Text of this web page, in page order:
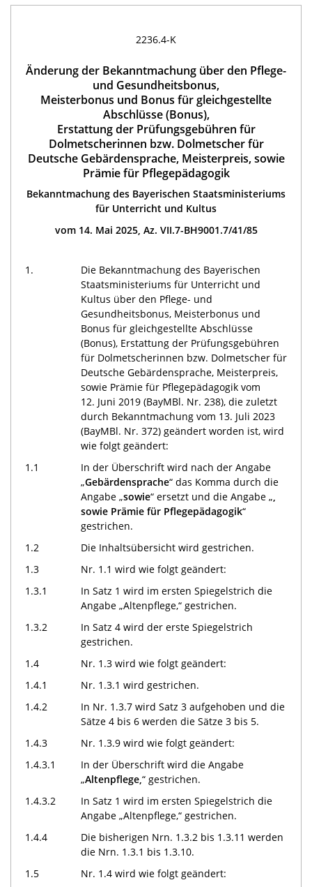
2236.4-K
Änderung der Bekanntmachung über den Pflege-
und Gesundheitsbonus,
Meisterbonus und Bonus für gleichgestellte
Abschlüsse (Bonus),
Erstattung der Prüfungsgebühren für
Dolmetscherinnen bzw. Dolmetscher für
Deutsche Gebärdensprache, Meisterpreis, sowie
Prämie für Pflegepädagogik
Bekanntmachung des Bayerischen Staatsministeriums
für Unterricht und Kultus
vom 14. Mai 2025, Az. VII.7-BH9001.7/41/85
1.
Die Bekanntmachung des Bayerischen
Staatsministeriums für Unterricht und
Kultus über den Pflege- und
Gesundheitsbonus, Meisterbonus und
Bonus für gleichgestellte Abschlüsse
(Bonus), Erstattung der Prüfungsgebühren
für Dolmetscherinnen bzw. Dolmetscher für
Deutsche Gebärdensprache, Meisterpreis,
sowie Prämie für Pflegepädagogik vom
12. Juni 2019 (BayMBl. Nr. 238), die zuletzt
durch Bekanntmachung vom 13. Juli 2023
(BayMBl. Nr. 372) geändert worden ist, wird
wie folgt geändert:
1.1
In der Überschrift wird nach der Angabe
„Gebärdensprache“ das Komma durch die
Angabe „sowie“ ersetzt und die Angabe „
sowie Prämie für Pflegepädagogik“
gestrichen.
1.2
Die Inhaltsübersicht wird gestrichen.
1.3
Nr. 1.1 wird wie folgt geändert:
1.3.1
In Satz 1 wird im ersten Spiegelstrich die
Angabe „Altenpflege,“ gestrichen.
1.3.2
In Satz 4 wird der erste Spiegelstrich
gestrichen.
1.4
Nr. 1.3 wird wie folgt geändert:
1.4.1
Nr. 1.3.1 wird gestrichen.
1.4.2
In Nr. 1.3.7 wird Satz 3 aufgehoben und die
Sätze 4 bis 6 werden die Sätze 3 bis 5.
1.4.3
Nr. 1.3.9 wird wie folgt geändert:
1.4.3.1
In der Überschrift wird die Angabe
„Altenpflege, “ gestrichen.
1.4.3.2
In Satz 1 wird im ersten Spiegelstrich die
Angabe „Altenpflege,“ gestrichen.
1.4.4
Die bisherigen Nrn. 1.3.2 bis 1.3.11 werden
die Nrn. 1.3.1 bis 1.3.10.
1.5
Nr. 1.4 wird wie folgt geändert: